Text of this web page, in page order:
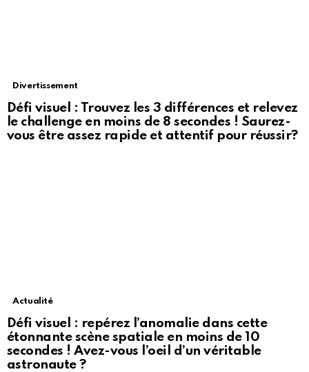
Divertissement
Défi visuel : Trouvez les 3 différences et relevez
le challenge en moins de 8 secondes ! Saurez-
vous être assez rapide et attentif pour réussir?
Actualité
Défi visuel : repérez l’anomalie dans cette
étonnante scène spatiale en moins de 10
secondes ! Avez-vous l’oeil d’un véritable
astronaute ?